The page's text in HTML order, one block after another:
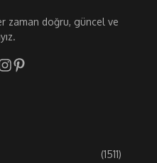
zaman doğru, güncel ve
(1511)